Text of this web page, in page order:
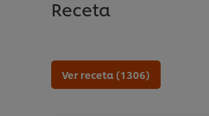
Receta
Ver receta (1306)